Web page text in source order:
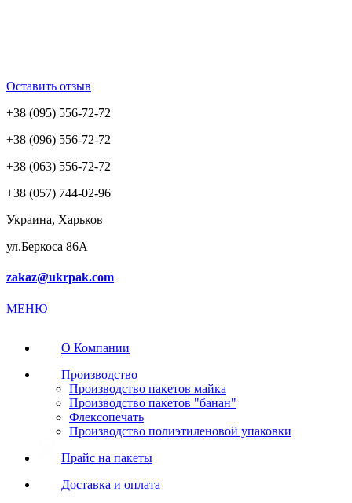
Оставить отзыв
+38 (095) 556-72-72
+38 (096) 556-72-72
+38 (063) 556-72-72
+38 (057) 744-02-96
Украина, Харьков
ул.Беркоса 86А
zakaz@ukrpak.com
МЕНЮ
О Компании
Производство
Производство пакетов майка
Производство пакетов "банан"
Флексопечать
Производство полиэтиленовой упаковки
Прайс на пакеты
Доставка и оплата